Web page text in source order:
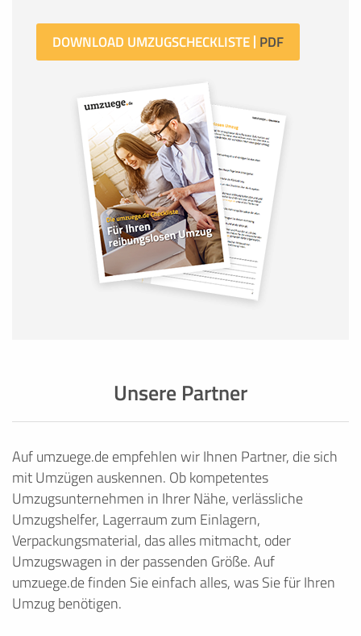
DOWNLOAD UMZUGSCHECKLISTE
Unsere Partner
Auf umzuege.de empfehlen wir Ihnen Partner, die sich
mit Umzügen auskennen. Ob kompetentes
Umzugsunternehmen in Ihrer Nähe, verlässliche
Umzugshelfer, Lagerraum zum Einlagern,
Verpackungsmaterial, das alles mitmacht, oder
Umzugswagen in der passenden Größe. Auf
umzuege.de finden Sie einfach alles, was Sie für Ihren
Umzug benötigen.